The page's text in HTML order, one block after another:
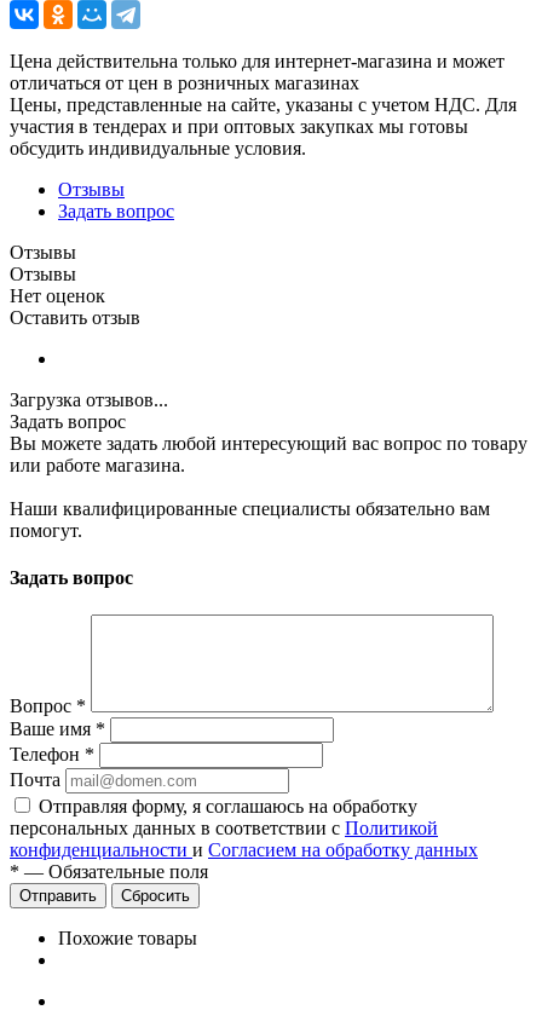
Цена действительна только для интернет-магазина и может
отличаться от цен в розничных магазинах
Цены, представленные на сайте, указаны с учетом НДС. Для
участия в тендерах и при оптовых закупках мы готовы
обсудить индивидуальные условия.
Отзывы
Задать вопрос
Отзывы
Отзывы
Нет оценок
Оставить отзыв
Загрузка отзывов...
Задать вопрос
Вы можете задать любой интересующий вас вопрос по товару
или работе магазина.
Наши квалифицированные специалисты обязательно вам
помогут.
Задать вопрос
Вопрос *
Ваше имя *
Телефон *
Почта
Отправляя форму, я соглашаюсь на обработку
персональных данных в соответствии с Политикой
конфиденциальности и Согласием на обработку данных
* — Обязательные поля
Сбросить
Похожие товары